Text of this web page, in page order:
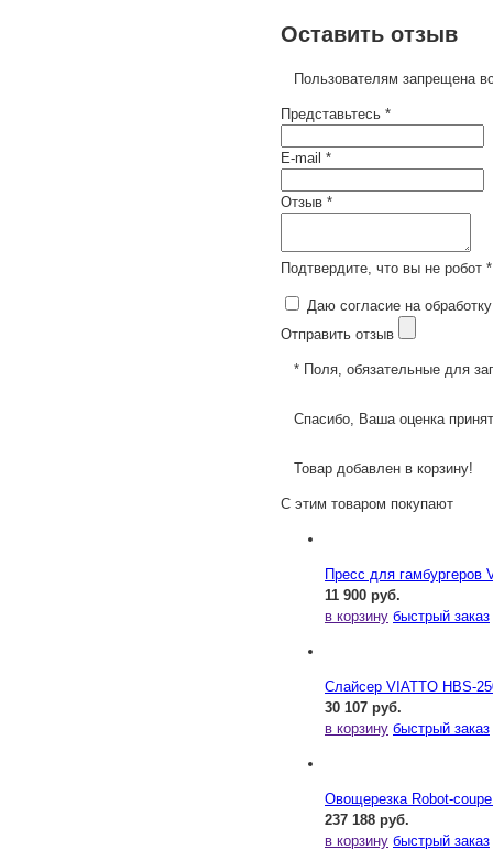
Оставить отзыв
Пользователям запрещена
Представьтесь *
E-mail *
Отзыв *
Подтвердите, что вы не робот *
Даю согласие на
Отправить отзыв
* Поля, обязательные для
Спасибо, Ваша оценка
Товар добавлен в корзину!
С этим товаром покупают
Пресс для гамбургеров
11 900 руб.
в корзину быстрый заказ
Слайсер VIATTO HBS-
30 107 руб.
в корзину быстрый заказ
Овощерезка Robot-
237 188 руб.
в корзину быстрый заказ